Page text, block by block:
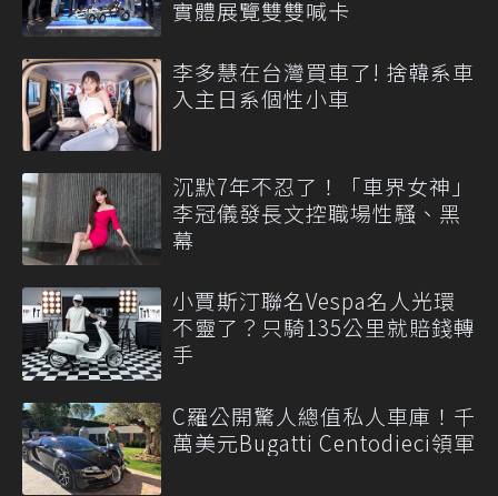
實體展覽雙雙喊卡
李多慧在台灣買車了! 捨韓系車
入主日系個性小車
沉默7年不忍了！「車界女神」
李冠儀發長文控職場性騷、黑
幕
小賈斯汀聯名Vespa名人光環
不靈了？只騎135公里就賠錢轉
手
C羅公開驚人總值私人車庫！千
萬美元Bugatti Centodieci領軍